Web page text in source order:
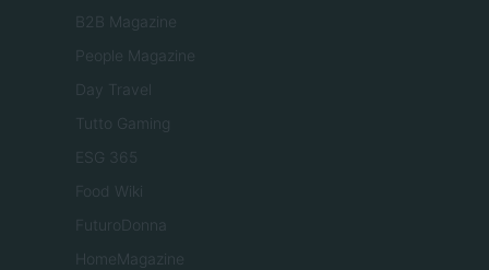
B2B Magazine
People Magazine
Day Travel
Tutto Gaming
ESG 365
Food Wiki
FuturoDonna
HomeMagazine